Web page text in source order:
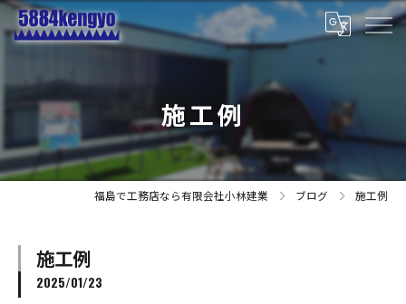
施工例
福島で工務店なら有限会社小林建業 ブログ 施工例
施工例
2025/01/23